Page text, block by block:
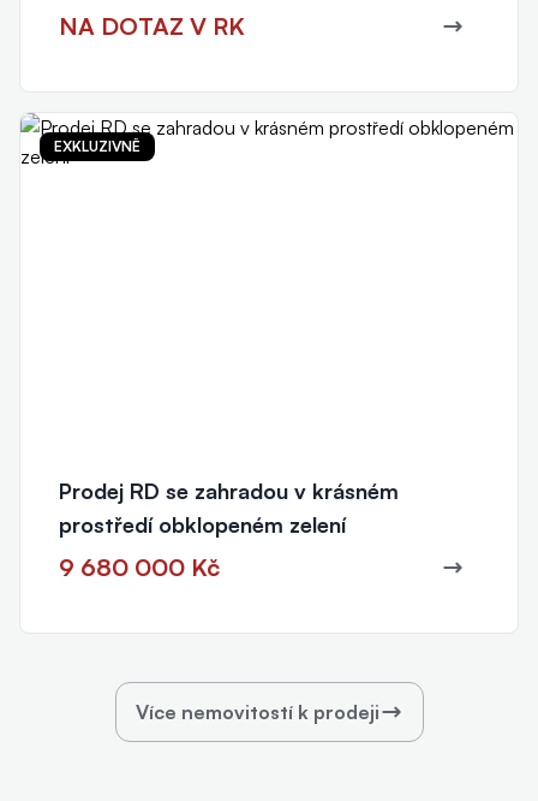
NA DOTAZ V RK
EXKLUZIVNĚ
Prodej RD se zahradou v krásném
prostředí obklopeném zelení
9 680 000 Kč
Více nemovitostí k prodeji